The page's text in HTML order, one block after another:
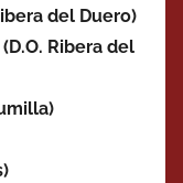
del Duero)
Ribera del